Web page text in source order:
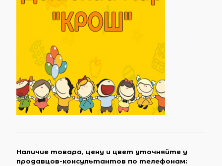
Наличие товара, цену и цвет уточняйте у
продавцов-консультантов по телефонам: